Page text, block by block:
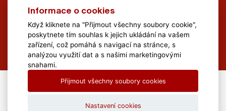
All Rights Reserved Muzeum Brněnska © 2020, Webdesign by
Informace o cookies
Když kliknete na "Přijmout všechny soubory cookie",
poskytnete tím souhlas k jejich ukládání na vašem
zařízení, což pomáhá s navigací na stránce, s
analýzou využití dat a s našimi marketingovými
snahami.
Přijmout všechny soubory cookies
Nastavení cookies